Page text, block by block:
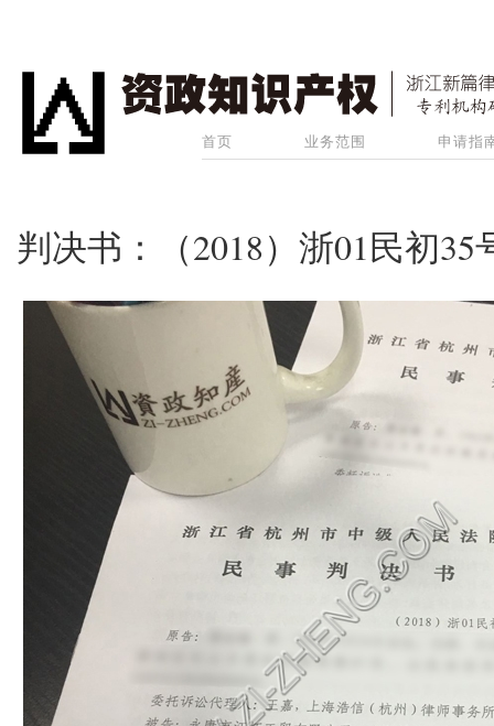
首页 业务范围 申请指
判决书：（2018）浙01民初35